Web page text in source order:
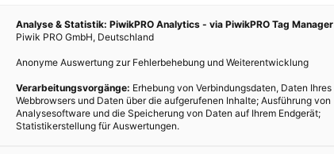
Analyse & Statistik: PiwikPRO Analytics - via PiwikPRO Tag Manager
Piwik PRO GmbH, Deutschland
Anonyme Auswertung zur Fehlerbehebung und Weiterentwicklung
Verarbeitungsvorgänge: Erhebung von Verbindungsdaten, Daten Ihres
Webbrowsers und Daten über die aufgerufenen Inhalte; Ausführung von
Analysesoftware und die Speicherung von Daten auf Ihrem Endgerät;
Statistikerstellung für Auswertungen.